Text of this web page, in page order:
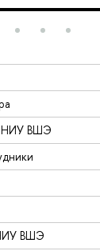
НИУ ВШЭ
ВШЭ